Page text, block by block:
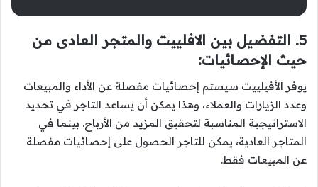
5. التفضيل بين الافلييت والمتجر العادى من
حيث الإحصائيات:
يوفر الأفيلييت سيستم إحصائيات مفصلة عن الأداء والمبيعات
وعدد الزيارات والعملاء، وهذا يمكن أن يساعد التاجر في تحديد
الاستراتيجية المناسبة لتحقيق المزيد من الأرباح. بينما في
المتاجر العادية، يمكن للتاجر الحصول على إحصائيات مفصلة
عن المبيعات فقط.